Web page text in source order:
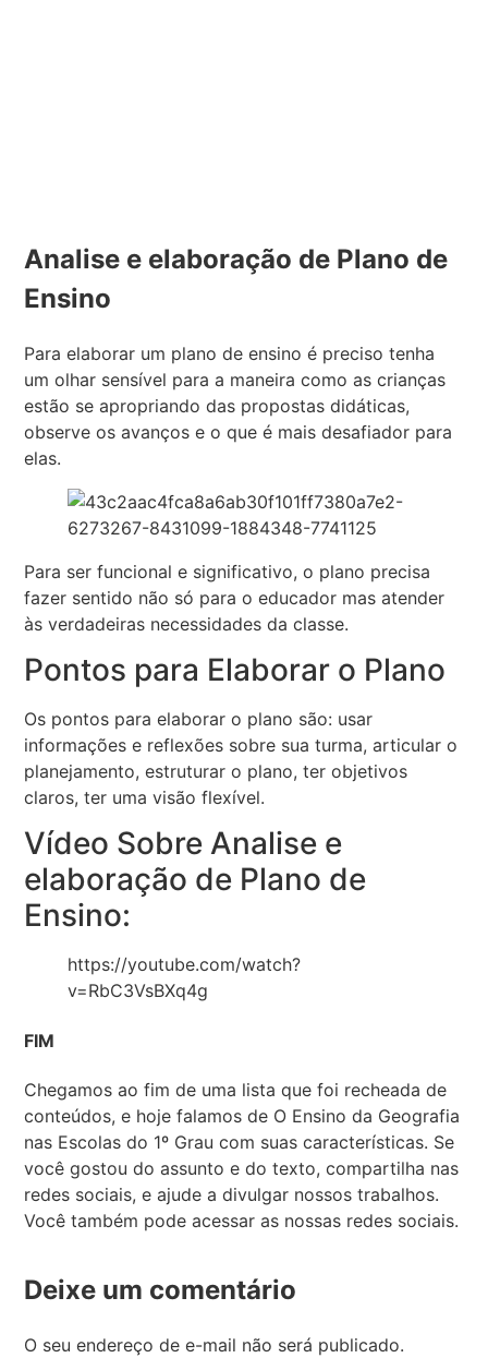
Analise e elaboração de Plano de
Ensino
Para elaborar um plano de ensino é preciso tenha
um olhar sensível para a maneira como as crianças
estão se apropriando das propostas didáticas,
observe os avanços e o que é mais desafiador para
elas.
Para ser funcional e significativo, o plano precisa
fazer sentido não só para o educador mas atender
às verdadeiras necessidades da classe.
Pontos para Elaborar o Plano
Os pontos para elaborar o plano são: usar
informações e reflexões sobre sua turma, articular o
planejamento, estruturar o plano, ter objetivos
claros, ter uma visão flexível.
Vídeo Sobre Analise e
elaboração de Plano de
Ensino:
https://youtube.com/watch?
v=RbC3VsBXq4g
FIM
Chegamos ao fim de uma lista que foi recheada de
conteúdos, e hoje falamos de O Ensino da Geografia
nas Escolas do 1º Grau com suas características. Se
você gostou do assunto e do texto, compartilha nas
redes sociais, e ajude a divulgar nossos trabalhos.
Você também pode acessar as nossas redes sociais.
Deixe um comentário
O seu endereço de e-mail não será publicado.